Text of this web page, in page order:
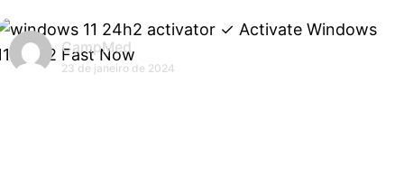
CampMed
23 de janeiro de 2024